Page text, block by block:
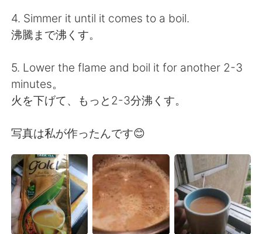
4. Simmer it until it comes to a boil.
沸騰まで沸くす。
5. Lower the flame and boil it for another 2-3
minutes。
火を下げて、もっと2-3分沸くす。
写真は私が作ったんです😊